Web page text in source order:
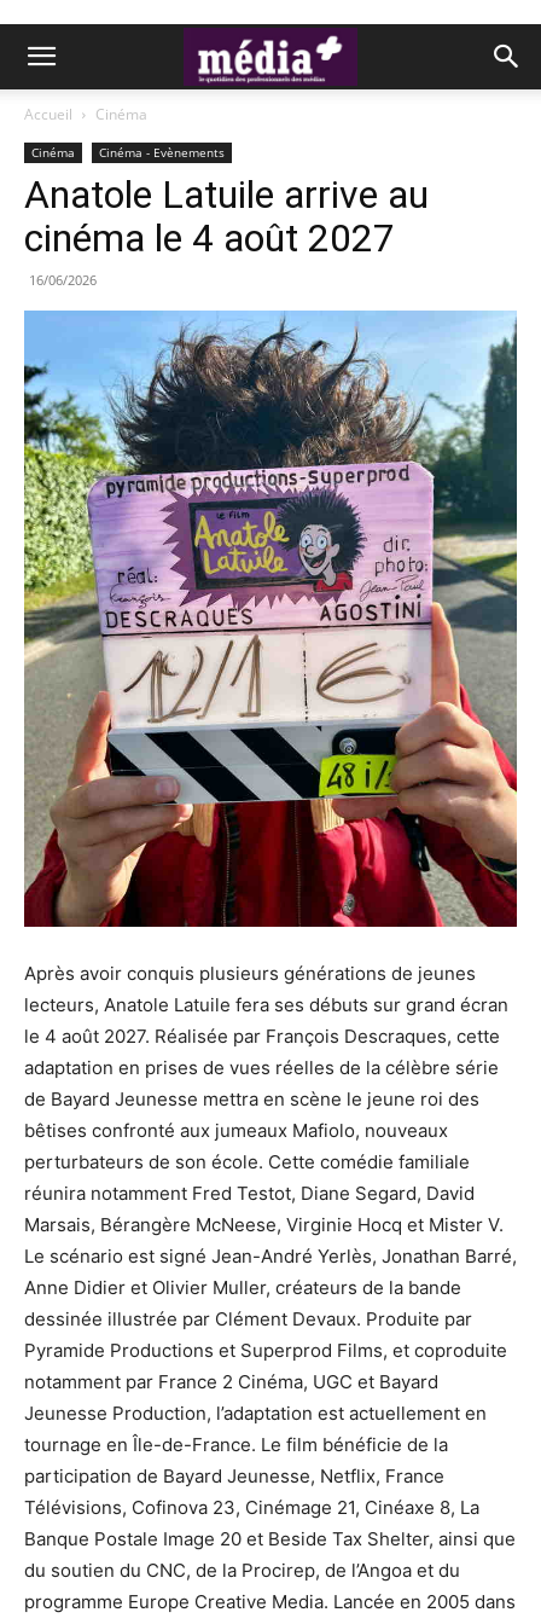
Accueil Cinéma
Cinéma Cinéma - Evènements
Anatole Latuile arrive au
cinéma le 4 août 2027
16/06/2026
Après avoir conquis plusieurs générations de jeunes
lecteurs, Anatole Latuile fera ses débuts sur grand écran
le 4 août 2027. Réalisée par François Descraques, cette
adaptation en prises de vues réelles de la célèbre série
de Bayard Jeunesse mettra en scène le jeune roi des
bêtises confronté aux jumeaux Mafiolo, nouveaux
perturbateurs de son école. Cette comédie familiale
réunira notamment Fred Testot, Diane Segard, David
Marsais, Bérangère McNeese, Virginie Hocq et Mister V.
Le scénario est signé Jean-André Yerlès, Jonathan Barré,
Anne Didier et Olivier Muller, créateurs de la bande
dessinée illustrée par Clément Devaux. Produite par
Pyramide Productions et Superprod Films, et coproduite
notamment par France 2 Cinéma, UGC et Bayard
Jeunesse Production, l’adaptation est actuellement en
tournage en Île-de-France. Le film bénéficie de la
participation de Bayard Jeunesse, Netflix, France
Télévisions, Cofinova 23, Cinémage 21, Cinéaxe 8, La
Banque Postale Image 20 et Beside Tax Shelter, ainsi que
du soutien du CNC, de la Procirep, de l’Angoa et du
programme Europe Creative Media. Lancée en 2005 dans